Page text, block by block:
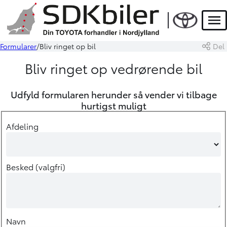
Formularer Bliv ringet op bil Del
Bliv ringet op vedrørende bil
Udfyld formularen herunder så vender vi tilbage
hurtigst muligt
Afdeling
Besked (valgfri)
Navn